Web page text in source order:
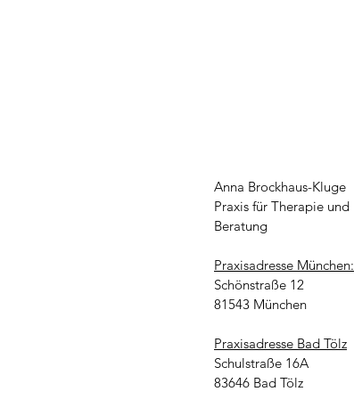
Anna Brockhaus-Kluge
Praxis für Therapie und
Beratung
Praxisadresse München:
Schönstraße 12
81543 München
Praxisadresse Bad Tölz
Schulstraße 16A
83646 Bad Tölz